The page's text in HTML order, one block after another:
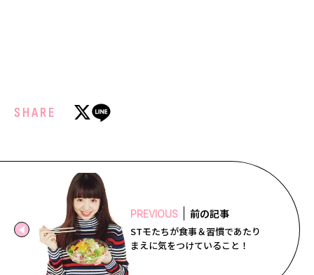
SHARE
PREVIOUS 前の記事
STモたちが食事＆習慣であたり
まえに気をつけていること！